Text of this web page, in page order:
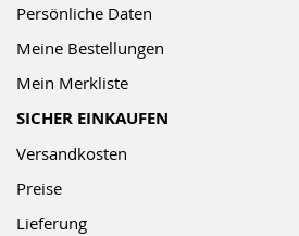
Persönliche Daten
Meine Bestellungen
Mein Merkliste
SICHER EINKAUFEN
Versandkosten
Preise
Lieferung